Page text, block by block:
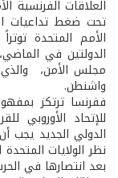
تحت ضغط تداعيات
الأمم المتحدة
مجلس الأمن،
واشنطن.
ففرنسا ترتكز
للإتحاد الأوروبي
الدولي الجديد
نظر الولايات
بعد انتصارها في